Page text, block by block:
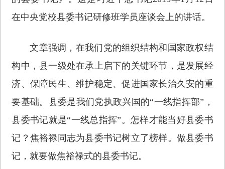
在中央党校县委书记研修班学员座谈会上的讲话。
文章强调，在我们党的组织结构和国家政权结
构中，县一级处在承上启下的关键环节，是发展经
济、保障民生、维护稳定、促进国家长治久安的重
要基础。县委是我们党执政兴国的“一线指挥部”，
县委书记就是“一线总指挥”。怎样才能当好县委书
记？焦裕禄同志为县委书记树立了榜样。做县委书
记，就要做焦裕禄式的县委书记。